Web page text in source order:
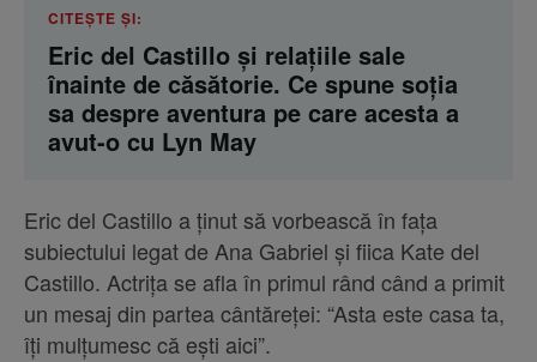
CITEȘTE ȘI:
Eric del Castillo și relațiile sale
înainte de căsătorie. Ce spune soția
sa despre aventura pe care acesta a
avut-o cu Lyn May
Eric del Castillo a ținut să vorbească în fața
subiectului legat de Ana Gabriel și fiica Kate del
Castillo. Actrița se afla în primul rând când a primit
un mesaj din partea cântăreței: “Asta este casa ta,
îți mulțumesc că ești aici”.